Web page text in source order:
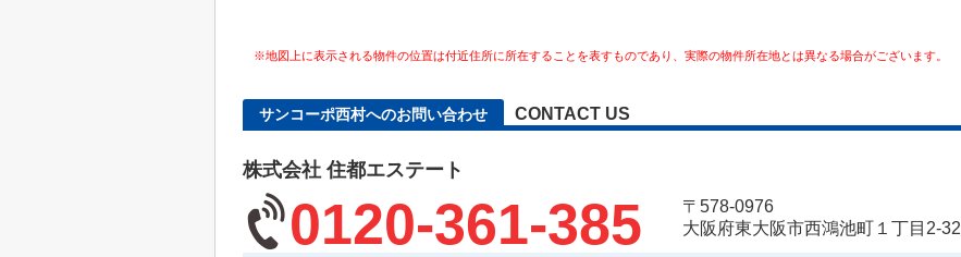
※地図上に表示される物件の位置は付近住所に所在することを表すものであり、実際の物件所在地とは異なる場合がございます。
サンコーポ西村へのお問い合わせ CONTACT US
株式会社 住都エステート
0120-361-385
〒578-0976
大阪府東大阪市西鴻池町１丁目2-32